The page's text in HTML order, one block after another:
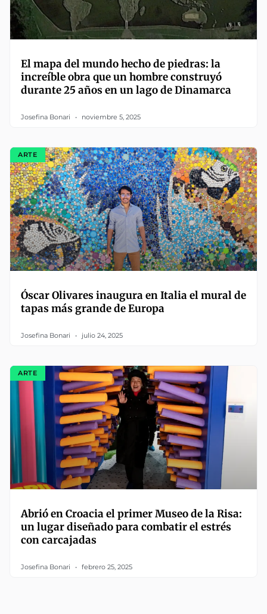
El mapa del mundo hecho de piedras: la
increíble obra que un hombre construyó
durante 25 años en un lago de Dinamarca
Josefina Bonari noviembre 5, 2025
ARTE
Óscar Olivares inaugura en Italia el mural de
tapas más grande de Europa
Josefina Bonari julio 24, 2025
ARTE
Abrió en Croacia el primer Museo de la Risa:
un lugar diseñado para combatir el estrés
con carcajadas
Josefina Bonari febrero 25, 2025